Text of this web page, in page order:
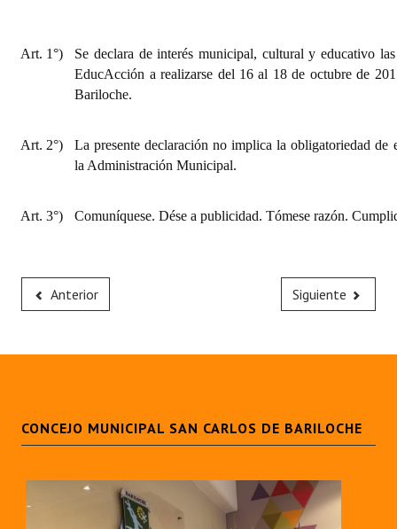
Art. 1°)
Se declara de interés municipal, cultural y educativo
EducAcción a realizarse del 16 al 18 de octubre de
Bariloche.
Art. 2°)
La presente declaración no implica la obligatoriedad de
la Administración Municipal.
Art. 3°) Comuníquese. Dése a publicidad. Tómese razón.
Anterior Siguiente
CONCEJO MUNICIPAL SAN CARLOS DE BARILOCHE